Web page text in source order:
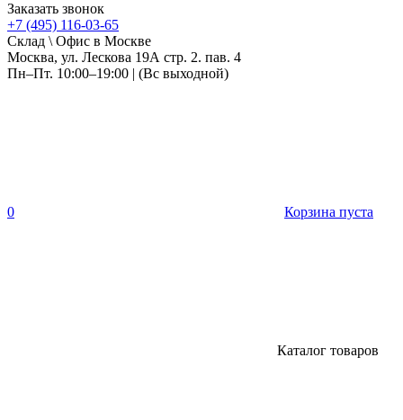
Заказать звонок
+7 (495) 116-03-65
Склад \ Офис в Москве
Москва, ул. Лескова 19А стр. 2. пав. 4
Пн–Пт. 10:00–19:00 | (Вс выходной)
0 Корзина пуста
Каталог товаров